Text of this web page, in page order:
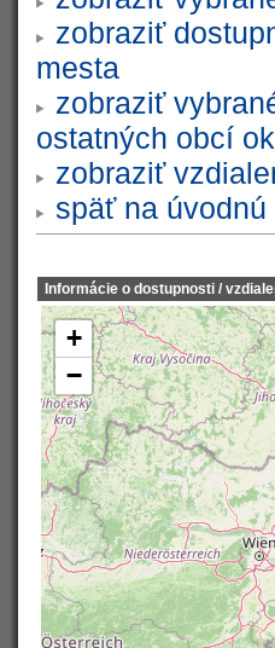
zobraziť
mesta
zobraziť
ostatných obcí
zobraziť
späť na úvodnú
Informácie o dostupnosti /
+
−